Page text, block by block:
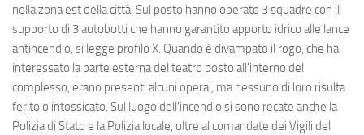
nella zona est della città. Sul posto hanno operato 3 squadre con il
supporto di 3 autobotti che hanno garantito apporto idrico alle lance
antincendio, si legge profilo X. Quando è divampato il rogo, che ha
interessato la parte esterna del teatro posto all'interno del
complesso, erano presenti alcuni operai, ma nessuno di loro risulta
ferito o intossicato. Sul luogo dell'incendio si sono recate anche la
Polizia di Stato e la Polizia locale, oltre al comandate dei Vigili del